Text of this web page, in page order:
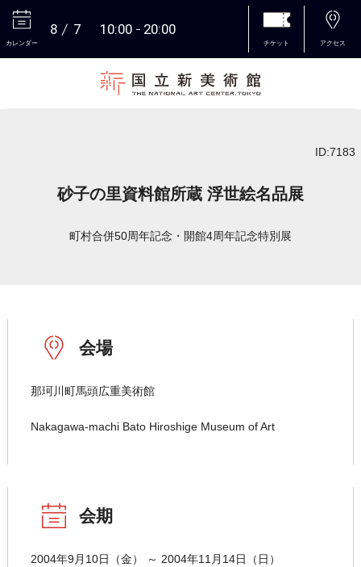
カレンダー
8 7 10:00 20:00
チケット アクセス
ID:7183
砂子の里資料館所蔵 浮世絵名品展
町村合併50周年記念・開館4周年記念特別展
会場
那珂川町馬頭広重美術館
Nakagawa-machi Bato Hiroshige Museum of Art
会期
2004年9月10日（金） ～ 2004年11月14日（日）